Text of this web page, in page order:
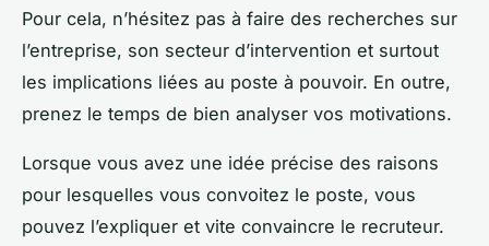
Pour cela, n’hésitez pas à faire des recherches sur
l’entreprise, son secteur d’intervention et surtout
les implications liées au poste à pouvoir. En outre,
prenez le temps de bien analyser vos motivations.
Lorsque vous avez une idée précise des raisons
pour lesquelles vous convoitez le poste, vous
pouvez l’expliquer et vite convaincre le recruteur.